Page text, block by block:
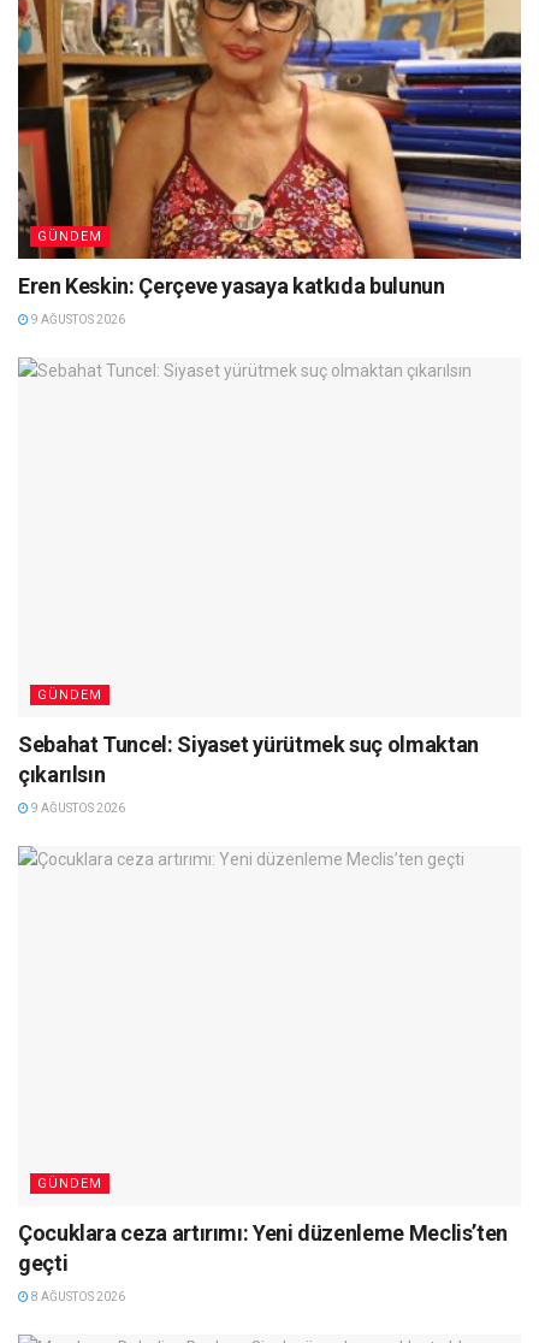
GÜNDEM
Eren Keskin: Çerçeve yasaya katkıda bulunun
9 AĞUSTOS 2026
GÜNDEM
Sebahat Tuncel: Siyaset yürütmek suç olmaktan
çıkarılsın
9 AĞUSTOS 2026
GÜNDEM
Çocuklara ceza artırımı: Yeni düzenleme Meclis’ten
geçti
8 AĞUSTOS 2026